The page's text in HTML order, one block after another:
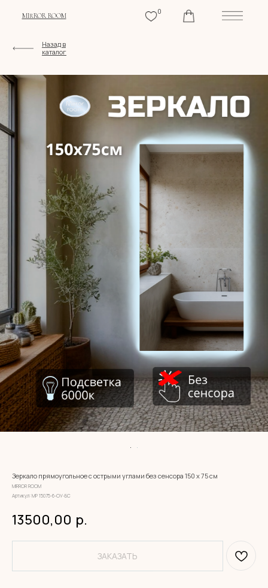
Зеркало прямоугольное с острыми углами без сенсора 150 х 75 см
MIRROR ROOM
Артикул:МР 15075-6-ОУ-БС
13500,00 р.
ЗАКАЗАТЬ